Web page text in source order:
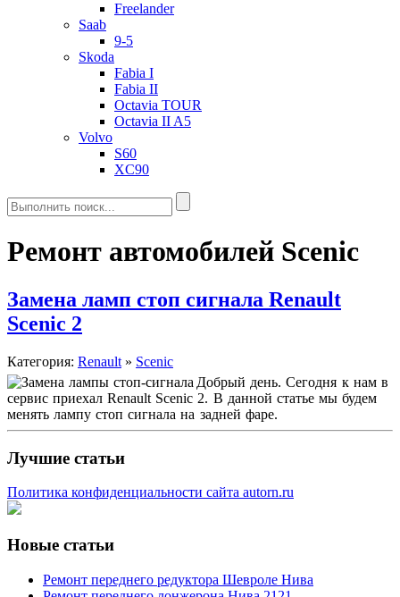
Freelander
Saab
9-5
Skoda
Fabia I
Fabia II
Octavia TOUR
Octavia II A5
Volvo
S60
XC90
Ремонт автомобилей Scenic
Замена ламп стоп сигнала Renault
Scenic 2
Категория: Renault » Scenic
Добрый день. Сегодня к нам в
сервис приехал Renault Scenic 2. В данной статье мы будем
менять лампу стоп сигнала на задней фаре.
Лучшие статьи
Политика конфиденциальности сайта autorn.ru
Новые статьи
Ремонт переднего редуктора Шевроле Нива